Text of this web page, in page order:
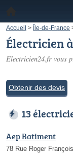
Accueil > Île-de-France
Électricien
Electricien24.fr vous
Obtenir des devis
13
Aep Batiment
78 Rue Roger